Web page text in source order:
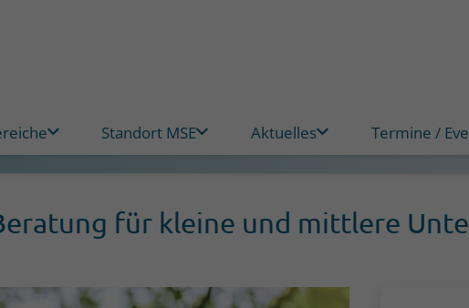
Standort MSE Aktuelles Termine /
für kleine und mittlere